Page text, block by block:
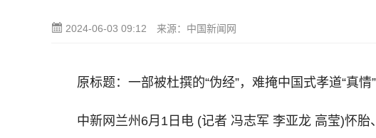
2024-06-03 09:12 来源：中国新闻网
原标题：一部被杜撰的“伪经”，难掩中国式孝道“真情”
中新网兰州6月1日电 (记者 冯志军 李亚龙 高莹)怀